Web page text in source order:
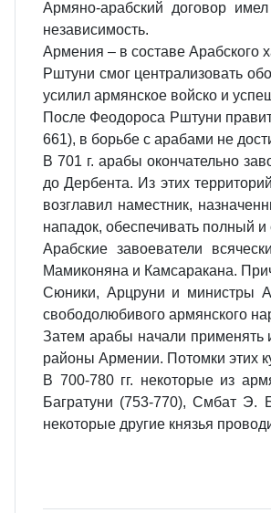
Армяно-арабский договор
независимость.
Армения – в составе Арабского
Рштуни смог централизовать
усилил армянское войско и
После Феодороса Рштуни
661), в борьбе с арабами не
В 701 г. арабы окончательно
до Дербента. Из этих
возглавил наместник,
нападок, обеспечивать полный
Арабские завоеватели
Мамиконяна и Камсаракана.
Сюники, Арцруни и министры
свободолюбивого армянского
Затем арабы начали применять
районы Армении. Потомки этих
В 700-780 гг. некоторые из
Багратуни (753-770), Смбат Э.
некоторые другие князья